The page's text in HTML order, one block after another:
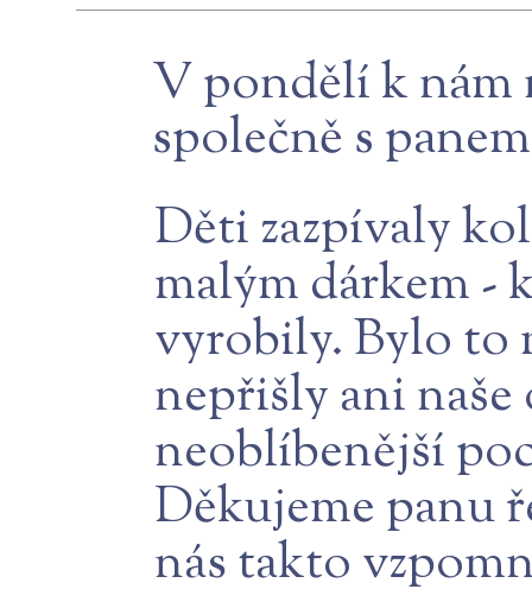
V pondělí k nám
společně s
Děti zazpívaly
malým dárkem -
vyrobily. Bylo to
nepřišly ani
neoblíbenější
Děkujeme panu
nás takto